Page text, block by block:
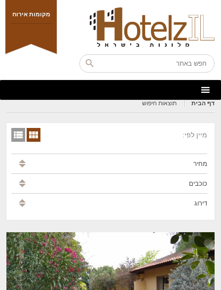
מקומות אירוח
דף הבית תוצאות חיפוש
מיין לפי:
מחיר
כוכבים
דירוג